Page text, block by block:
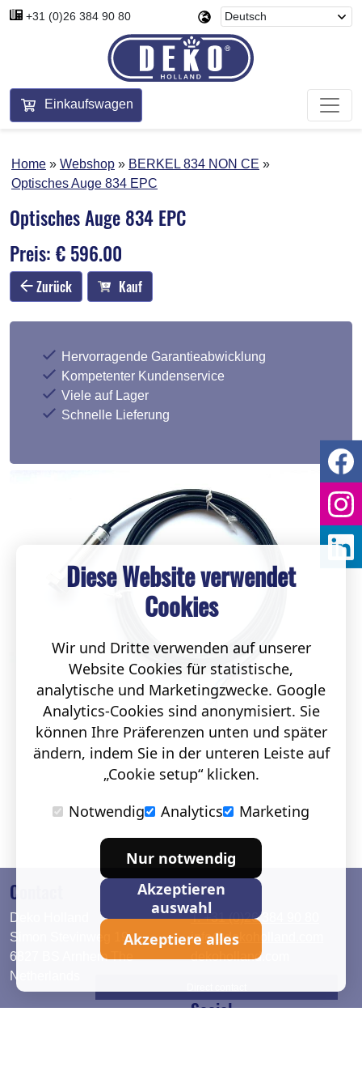
+31 (0)26 384 90 80
Einkaufswagen
Home Webshop
BERKEL 834 NON CE
Optisches Auge 834 EPC
Optisches Auge 834 EPC
Preis: € 596.00
Zurück Kauf
Hervorragende Garantieabwicklung
Kompetenter Kundenservice
Viele auf Lager
Schnelle Lieferung
Contact
Deko Holland
Simon Stevinweg 19
6827 BS Arnhem The
Netherlands
T. +31 (0)26 384 90 80
info@dekoholland.com
dekoholland.com
Social
Diese Website verwendet
Cookies
Wir und Dritte verwenden auf unserer
Website Cookies für statistische,
analytische und Marketingzwecke. Google
Analytics-Cookies sind anonymisiert. Sie
können Ihre Präferenzen unten und später
ändern, indem Sie in der unteren Leiste auf
„Cookie setup“ klicken.
Notwendig
Analytics Marketing
Nur notwendig
Akzeptieren
auswahl
Akzeptiere alles